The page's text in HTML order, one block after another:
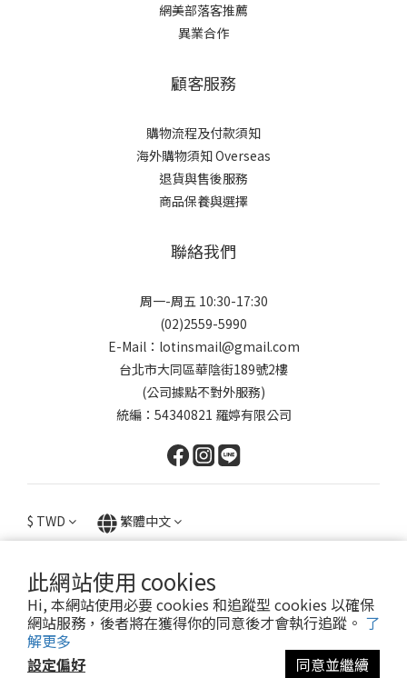
此網站使用 cookies
Hi, 本網站使用必要 cookies 和追蹤型 cookies 以確保
網站服務，後者將在獲得你的同意後才會執行追蹤。 了
解更多
設定偏好
同意並繼續
網美部落客推薦
異業合作
顧客服務
購物流程及付款須知
海外購物須知 Overseas
退貨與售後服務
商品保養與選擇
聯絡我們
周一-周五 10:30-17:30
(02)2559-5990
E-Mail：lotinsmail@gmail.com
台北市大同區華陰街189號2樓
(公司據點不對外服務)
統編：54340821 羅婷有限公司
$ TWD 繁體中文
提醒您，我們不會以電話或簡訊方式通知變更付款方式。